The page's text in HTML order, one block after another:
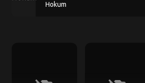
Hokum